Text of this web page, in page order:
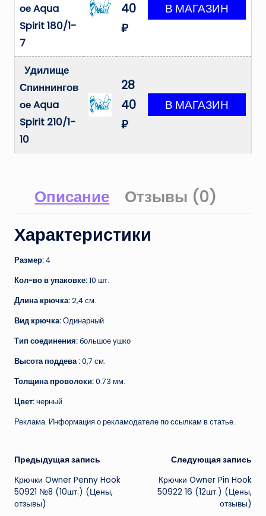
ое Aqua
Spirit 180/1-
7
40
₽
Удилище
Спиннингов
ое Aqua
Spirit 210/1-
10
28
40
₽
Описание Отзывы (0)
Характеристики
Размер:4
Кол-во в упаковке:10 шт.
Длина крючка:2,4 см.
Вид крючка:Одинарный
Тип соединения:большое ушко
Высота поддева :0,7 см.
Толщина проволоки:0.73 мм.
Цвет:черный
Реклама. Информация о рекламодателе по ссылкам в статье.
Навигация
записи
Предыдущая запись
Крючки Owner Penny Hook
50921 №8 (10шт.) (Цены,
отзывы)
Следующая запись
Крючки Owner Pin Hook
50922 16 (12шт.) (Цены,
отзывы)